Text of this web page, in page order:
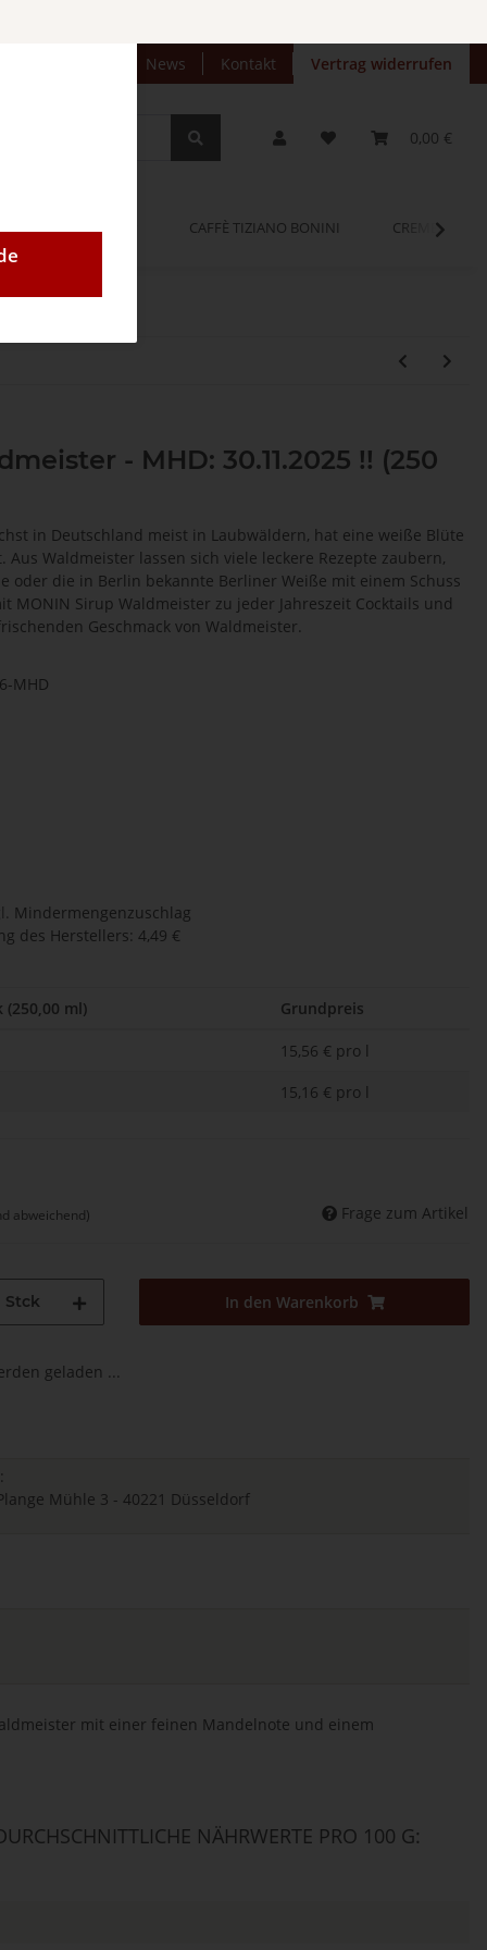
News Kontakt Vertrag widerrufen
0,00 €
OPINUM CAFFÈ TIZIANO BONINI CREMEO
- MHD: 30.11.2025 !! (250
in Deutschland meist in Laubwäldern, hat eine weiße Blüte
Waldmeister lassen sich viele leckere Rezepte zaubern,
oder die in Berlin bekannte Berliner Weiße mit einem Schuss
MONIN Sirup Waldmeister zu jeder Jahreszeit Cocktails und
Geschmack von Waldmeister.
MHD
Mindermengenzuschlag
des Herstellers: 4,49 €
(250,00 ml) Grundpreis
15,56 € pro l
15,16 € pro l
abweichend) Frage zum Artikel
Stck In den Warenkorb
geladen ...
Mühle 3 - 40221 Düsseldorf
mit einer feinen Mandelnote und einem
NÄHRWERTE PRO 100 G: